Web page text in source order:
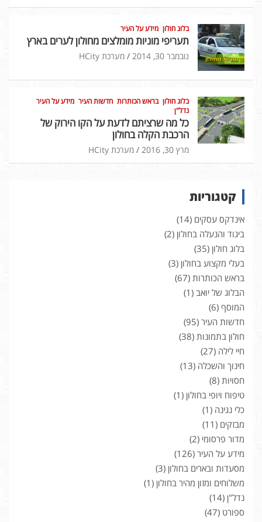
בלוג חולון מידע על העיר
תעריפי מוניות מומלצים מחולון לערים בארץ
נובמבר 30, 2014 מערכת HCity
בלוג חולון בראש הכותרות חדשות העיר מידע על העיר
נדל"ן
כל מה שרציתם לדעת על הקו הירוק של
הרכבת הקלה בחולון
מרץ 30, 2016 מערכת HCity
קטגוריות
אינדקס עסקים (14)
ביגוד והנעלה בחולון (2)
בלוג חולון (35)
בעלי מקצוע בחולון (3)
בראש הכותרות (67)
הבלוג של יואב (1)
המוסף (6)
חדשות העיר (95)
חולון בתמונות (38)
חיי לילה (27)
חינוך והשכלה (13)
חסויות (8)
טיפוח ויופי בחולון (1)
כלי נגינה (1)
מבזקים (11)
מדור פרסומי (2)
מידע על העיר (126)
מסעדות ובארים בחולון (3)
משלוחים ומזון מהיר בחולון (1)
נדל"ן (14)
ספורט (47)